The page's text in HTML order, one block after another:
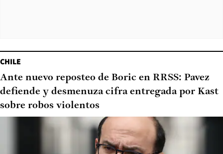
CHILE
Ante nuevo reposteo de Boric en RRSS: Pavez
defiende y desmenuza cifra entregada por Kast
sobre robos violentos